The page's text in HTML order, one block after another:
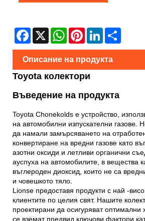
Facebook
X WhatsAppPinterestLinkedIn
Описание на продукта
Toyota колектори
Въведение на продукта
Toyota Chonekolds е устройство,
на автомобилни изпускателни газове.
да намали замърсяването на
конвертиране на вредни газове като
азотни оксиди и летливи органични
ауспуха на автомобилите, в вещества
въглероден диоксид, които не са
и човешкото тяло.
Lionse предоставя продукти с най -
клиентите по целия свят. Нашите
проектирани да осигуряват оптимални
се вземат предвид ключови фактори